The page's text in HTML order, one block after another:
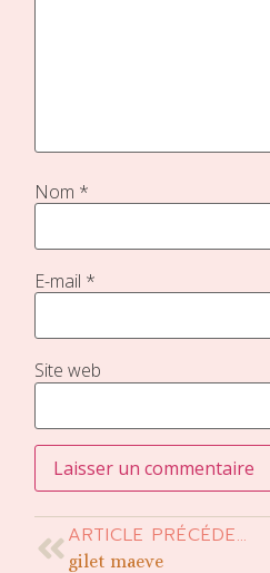
Nom *
E-mail *
Site web
ARTICLE PRÉCÉDENT
gilet maeve